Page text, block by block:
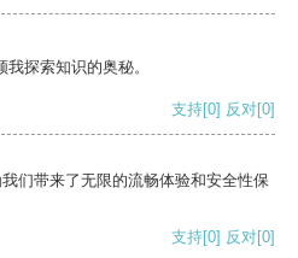
探索知识的奥秘。
支持[0] 反对[0]
们带来了无限的流畅体验和安全性保
支持[0] 反对[0]